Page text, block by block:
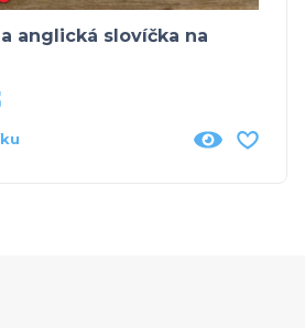
a anglická slovíčka na